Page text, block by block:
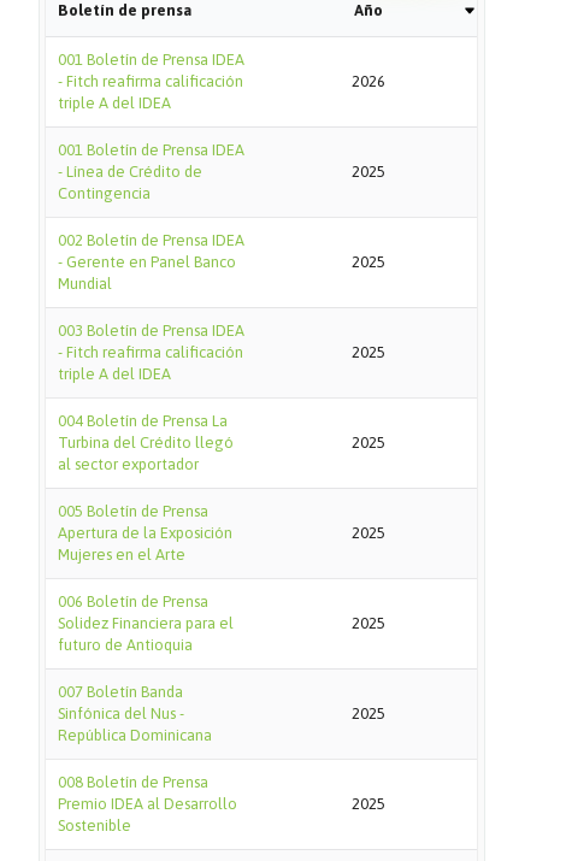
Boletín de prensa Año
001 Boletín de Prensa IDEA
- Fitch reafirma calificación
triple A del IDEA
2026
001 Boletín de Prensa IDEA
- Línea de Crédito de
Contingencia
2025
002 Boletín de Prensa IDEA
- Gerente en Panel Banco
Mundial
2025
003 Boletín de Prensa IDEA
- Fitch reafirma calificación
triple A del IDEA
2025
004 Boletín de Prensa La
Turbina del Crédito llegó
al sector exportador
2025
005 Boletín de Prensa
Apertura de la Exposición
Mujeres en el Arte
2025
006 Boletín de Prensa
Solidez Financiera para el
futuro de Antioquia
2025
007 Boletín Banda
Sinfónica del Nus -
República Dominicana
2025
008 Boletín de Prensa
Premio IDEA al Desarrollo
Sostenible
2025